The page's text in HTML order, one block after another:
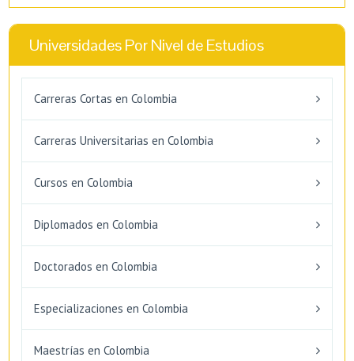
Universidades Por Nivel de Estudios
Carreras Cortas en Colombia
Carreras Universitarias en Colombia
Cursos en Colombia
Diplomados en Colombia
Doctorados en Colombia
Especializaciones en Colombia
Maestrías en Colombia